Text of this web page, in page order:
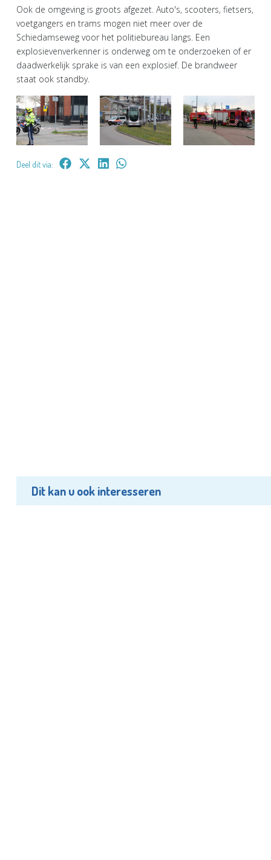
Ook de omgeving is groots afgezet. Auto's, scooters, fietsers,
voetgangers en trams mogen niet meer over de
Schiedamseweg voor het politiebureau langs. Een
explosievenverkenner is onderweg om te onderzoeken of er
daadwerkelijk sprake is van een explosief. De brandweer
staat ook standby.
Deel dit via:
Dit kan u ook interesseren